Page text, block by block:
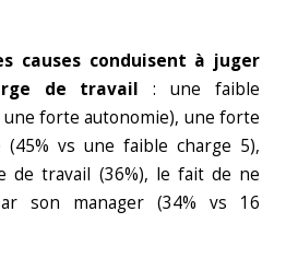
causes conduisent à juger
de travail : une faible
une forte autonomie), une forte
(45% vs une faible charge 5),
de travail (36%), le fait de ne
son manager (34% vs 16